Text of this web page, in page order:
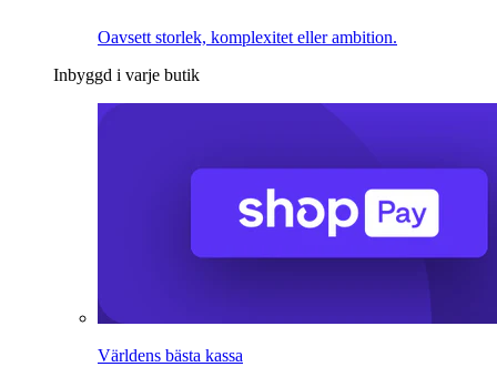
Oavsett storlek, komplexitet eller ambition.
Inbyggd i varje butik
Världens bästa kassa